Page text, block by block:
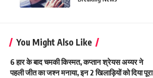
You Might Also Like
6 हार के बाद चमकी किस्मत, कप्तान श्रेयस अय्यर ने
पहली जीत का जश्न मनाया, इन 2 खिलाड़ियों को दिया पूरा